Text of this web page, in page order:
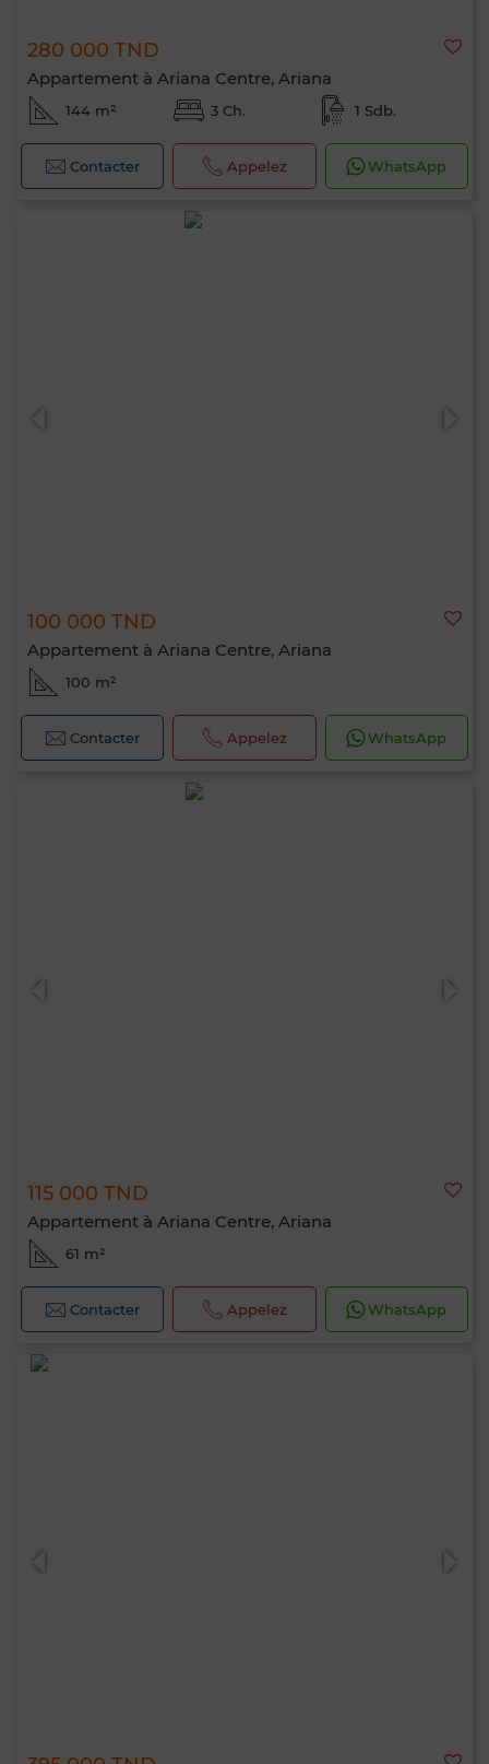
280 000 TND
Appartement à Ariana Centre, Ariana
144 m² 3 Ch. 1 Sdb.
Contacter Appelez WhatsApp
100 000 TND
Appartement à Ariana Centre, Ariana
100 m²
Contacter Appelez WhatsApp
115 000 TND
Appartement à Ariana Centre, Ariana
61 m²
Contacter Appelez WhatsApp